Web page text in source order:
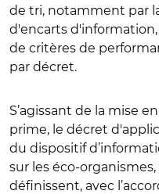
de tri, notamment par
d'encarts
de critères de
par décret.
S’agissant de la mise
prime, le décret
du dispositif
sur les éco-
définissent, avec